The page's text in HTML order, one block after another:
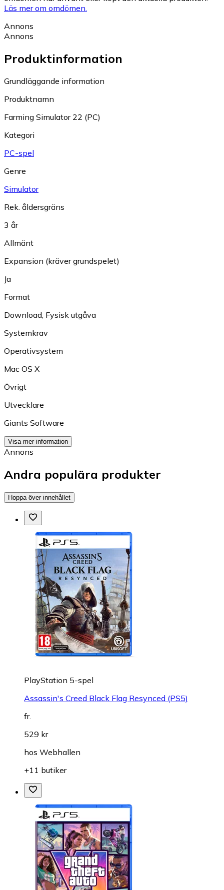
Läs mer om omdömen.
Annons
Annons
Produktinformation
Grundläggande information
Produktnamn
Farming Simulator 22 (PC)
Kategori
PC-spel
Genre
Simulator
Rek. åldersgräns
3 år
Allmänt
Expansion (kräver grundspelet)
Ja
Format
Download Fysisk utgåva
Systemkrav
Operativsystem
Mac OS X
Övrigt
Utvecklare
Giants Software
Visa mer information
Annons
Andra populära produkter
Hoppa över innehållet
PlayStation 5-spel
Assassin's Creed Black Flag Resynced (PS5)
fr.
529 kr
hos Webhallen
+11 butiker